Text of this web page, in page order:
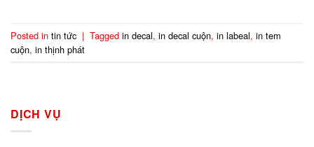
Posted in tin tức | Tagged in decal, in decal cuộn, in labeal, in tem
cuộn, in thịnh phát
DỊCH VỤ